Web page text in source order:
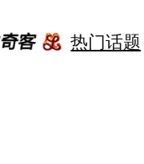
热门话题